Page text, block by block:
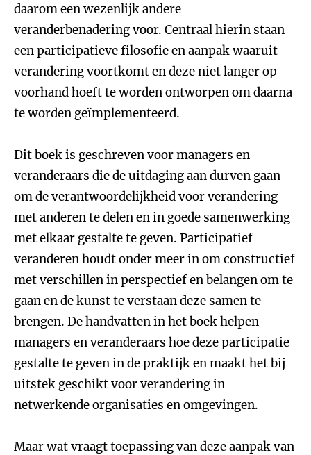
daarom een wezenlijk andere
veranderbenadering voor. Centraal hierin staan
een participatieve filosofie en aanpak waaruit
verandering voortkomt en deze niet langer op
voorhand hoeft te worden ontworpen om daarna
te worden geïmplementeerd.
Dit boek is geschreven voor managers en
veranderaars die de uitdaging aan durven gaan
om de verantwoordelijkheid voor verandering
met anderen te delen en in goede samenwerking
met elkaar gestalte te geven. Participatief
veranderen houdt onder meer in om constructief
met verschillen in perspectief en belangen om te
gaan en de kunst te verstaan deze samen te
brengen. De handvatten in het boek helpen
managers en veranderaars hoe deze participatie
gestalte te geven in de praktijk en maakt het bij
uitstek geschikt voor verandering in
netwerkende organisaties en omgevingen.
Maar wat vraagt toepassing van deze aanpak van